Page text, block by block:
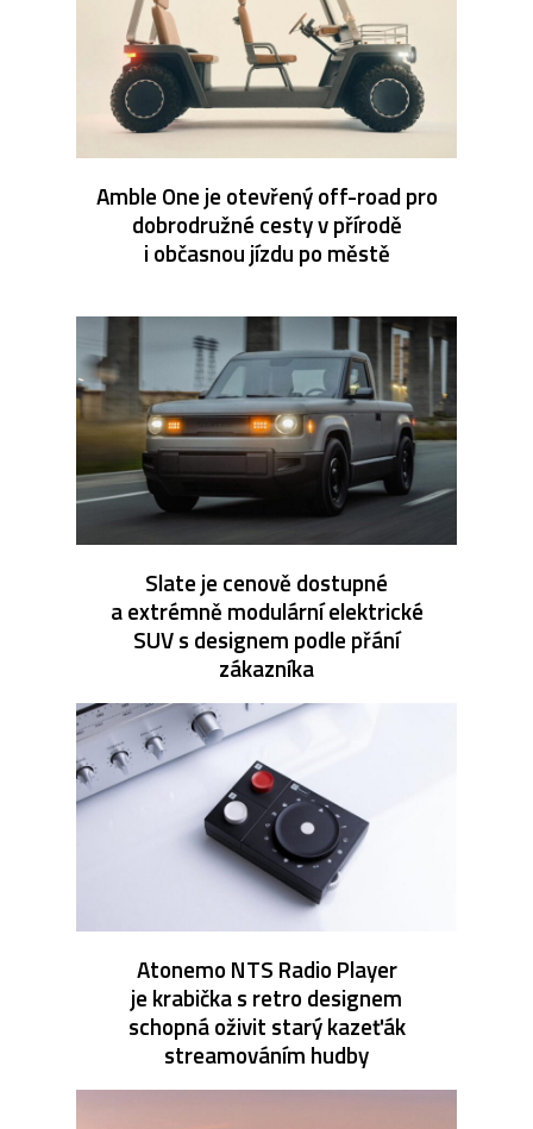
Amble One je otevřený off-road pro
dobrodružné cesty v přírodě
i občasnou jízdu po městě
Slate je cenově dostupné
a extrémně modulární elektrické
SUV s designem podle přání
zákazníka
Atonemo NTS Radio Player
je krabička s retro designem
schopná oživit starý kazeťák
streamováním hudby